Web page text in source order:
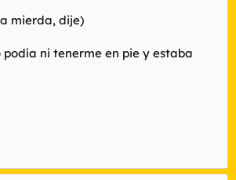
mierda, dije)
ni tenerme en pie y estaba